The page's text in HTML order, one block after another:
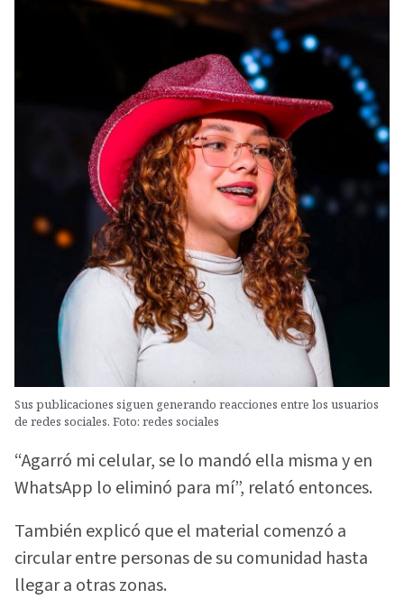
Sus publicaciones siguen generando reacciones entre los usuarios
de redes sociales. Foto: redes sociales
“Agarró mi celular, se lo mandó ella misma y en
WhatsApp lo eliminó para mí”, relató entonces.
También explicó que el material comenzó a
circular entre personas de su comunidad hasta
llegar a otras zonas.